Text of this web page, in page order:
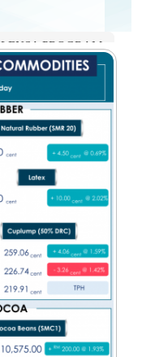
LENSA PROGRAM